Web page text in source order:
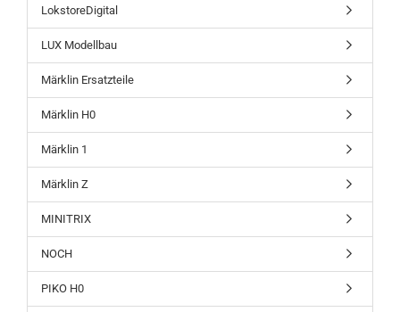
LokstoreDigital
LUX Modellbau
Märklin Ersatzteile
Märklin H0
Märklin 1
Märklin Z
MINITRIX
NOCH
PIKO H0